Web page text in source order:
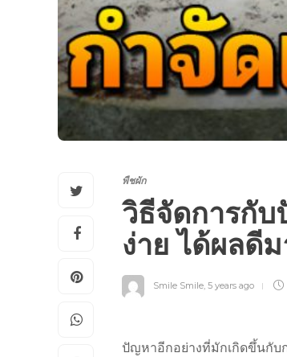
พืชผัก
วิธีจัดการกั
ง่าย ได้ผลดี
Smile Smile 5 years ago
ปัญหาอีกอย่างที่มักเกิดขึ้นกับ